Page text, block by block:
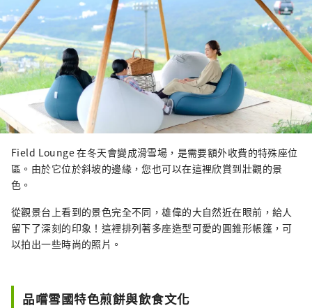
Field Lounge 在冬天會變成滑雪場，是需要額外收費的特殊座位
區。由於它位於斜坡的邊緣，您也可以在這裡欣賞到壯觀的景
色。
從觀景台上看到的景色完全不同，雄偉的大自然近在眼前，給人
留下了深刻的印象！這裡排列著多座造型可愛的圓錐形帳篷，可
以拍出一些時尚的照片。
品嚐雪國特色煎餅與飲食文化